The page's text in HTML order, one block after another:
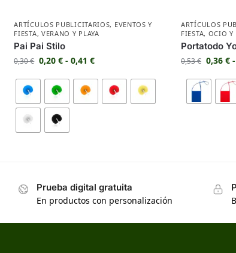
ARTÍCULOS PUBLICITARIOS, EVENTOS Y
FIESTA, VERANO Y PLAYA
Pai Pai Stilo
0,30€ 0,20€ - 0,41€
ARTÍCULOS
FIESTA, OCIO Y
Portatodo
0,53€ 0,36€ -
Prueba digital gratuita
En productos con personalización